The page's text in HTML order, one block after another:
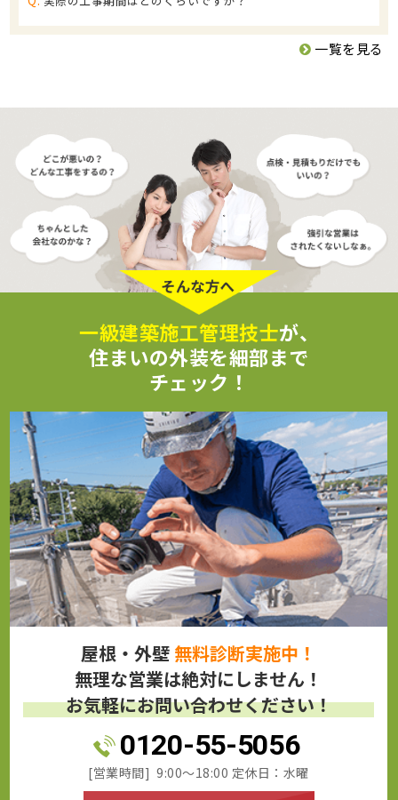
一覧を見る
一級建築施工管理技士が、
住まいの外装を細部まで
チェック！
屋根・外壁 無料診断実施中！
無理な営業は絶対にしません！
お気軽にお問い合わせください！
0120-55-5056
[営業時間] 9:00～18:00 定休日：水曜